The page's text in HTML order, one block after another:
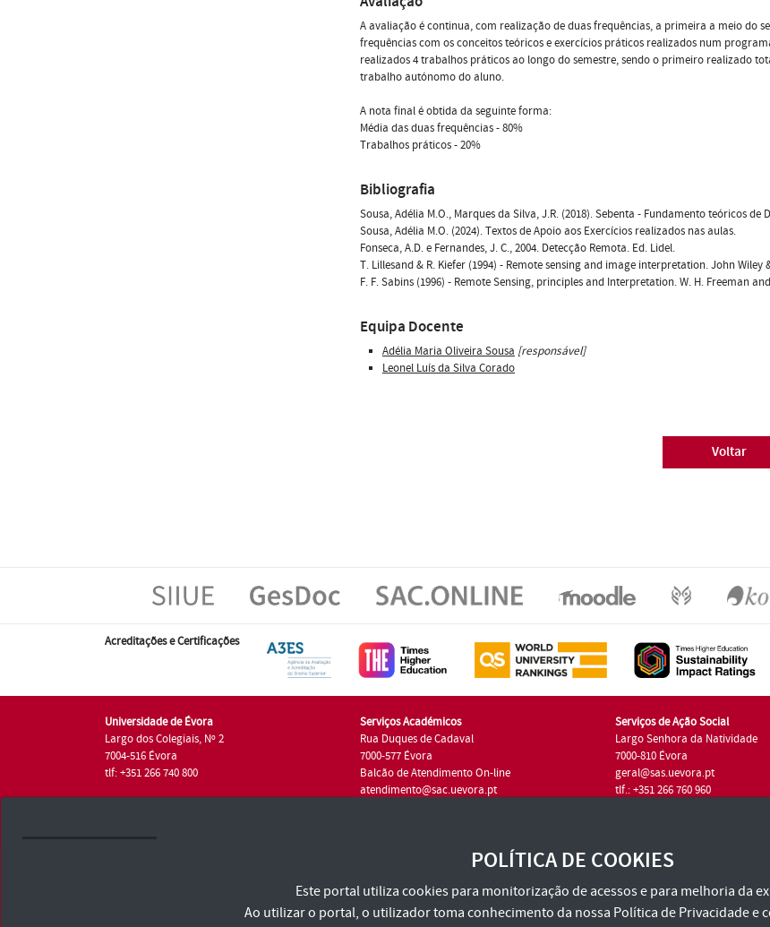
A avaliação é continua, com realização de duas frequências, a primeira a meio do
frequências com os conceitos teóricos e exercícios práticos realizados num
realizados 4 trabalhos práticos ao longo do semestre, sendo o primeiro realizado
trabalho autónomo do aluno.
A nota final é obtida da seguinte forma:
Média das duas frequências - 80%
Trabalhos práticos - 20%
Bibliografia
Sousa, Adélia M.O., Marques da Silva, J.R. (2018). Sebenta - Fundamento teóricos
Sousa, Adélia M.O. (2024). Textos de Apoio aos Exercícios realizados nas aulas.
Fonseca, A.D. e Fernandes, J. C., 2004. Detecção Remota. Ed. Lidel.
T. Lillesand & R. Kiefer (1994) - Remote sensing and image interpretation. John Wiley
F. F. Sabins (1996) - Remote Sensing, principles and Interpretation. W. H. Freeman
Equipa Docente
Adélia Maria Oliveira Sousa [responsável]
Leonel Luís da Silva Corado
Voltar
Acreditações e Certificações
Universidade de Évora
Largo dos Colegiais, Nº 2
7004-516 Évora
tlf: +351 266 740 800
Serviços Académicos
Rua Duques de Cadaval
7000-577 Évora
Balcão de Atendimento On-line
atendimento@sac.uevora.pt
Serviços de Ação Social
Largo Senhora da Natividade
7000-810 Évora
geral@sas.uevora.pt
tlf.: +351 266 760 960
Consulte os Termos e Condições e Política de Privacidade
POLÍTICA DE COOKIES
Este portal utiliza cookies para monitorização de acessos e para melhoria da
Ao utilizar o portal, o utilizador toma conhecimento da nossa Política de Privacidadee